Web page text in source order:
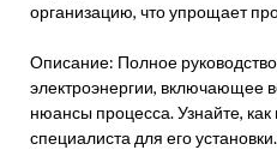
организацию, что упрощает
Описание: Полное
электроэнергии, включающее
нюансы процесса. Узнайте,
специалиста для его установки.